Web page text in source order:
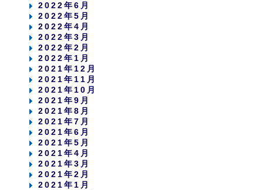
2022年6月
2022年5月
2022年4月
2022年3月
2022年2月
2022年1月
2021年12月
2021年11月
2021年10月
2021年9月
2021年8月
2021年7月
2021年6月
2021年5月
2021年4月
2021年3月
2021年2月
2021年1月